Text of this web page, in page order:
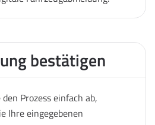
bestätigen
Prozess einfach ab,
Ihre eingegebenen